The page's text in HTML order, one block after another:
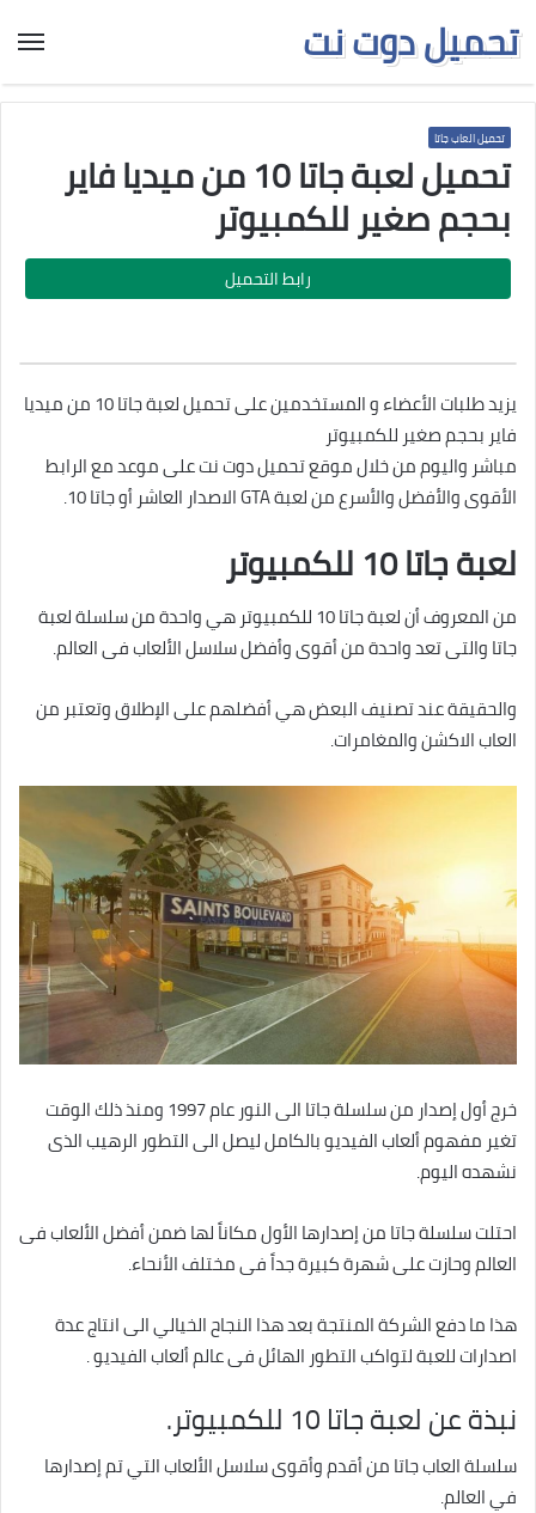
تحميل دوت نت
تحميل العاب جاتا
تحميل لعبة جاتا 10 من ميديا فاير
بحجم صغير للكمبيوتر
رابط التحميل
يزيد طلبات الأعضاء و المستخدمين على تحميل لعبة جاتا 10 من ميديا
فاير بحجم صغير للكمبيوتر
مباشر واليوم من خلال موقع تحميل دوت نت على موعد مع الرابط
الأقوى والأفضل والأسرع من لعبة GTA الاصدار العاشر أو جاتا 10.
لعبة جاتا 10 للكمبيوتر
من المعروف أن لعبة جاتا 10 للكمبيوتر هي واحدة من سلسلة لعبة
جاتا والتى تعد واحدة من أقوى وأفضل سلاسل الألعاب فى العالم.
والحقيقة عند تصنيف البعض هي أفضلهم على الإطلاق وتعتبر من
العاب الاكشن والمغامرات.
خرج أول إصدار من سلسلة جاتا الى النور عام 1997 ومنذ ذلك الوقت
تغير مفهوم ألعاب الفيديو بالكامل ليصل الى التطور الرهيب الذى
نشهده اليوم.
احتلت سلسلة جاتا من إصدارها الأول مكاناً لها ضمن أفضل الألعاب فى
العالم وحازت على شهرة كبيرة جداً فى مختلف الأنحاء.
هذا ما دفع الشركة المنتجة بعد هذا النجاح الخيالي الى انتاج عدة
اصدارات للعبة لتواكب التطور الهائل فى عالم ألعاب الفيديو .
نبذة عن لعبة جاتا 10 للكمبيوتر.
سلسلة العاب جاتا من أقدم وأقوى سلاسل الألعاب التي تم إصدارها
في العالم.